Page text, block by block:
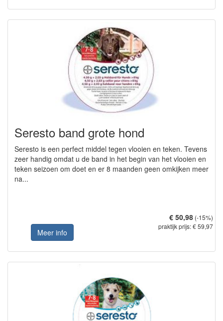
Seresto band grote hond
Seresto is een perfect middel tegen vlooien en teken. Tevens
zeer handig omdat u de band in het begin van het vlooien en
teken seizoen om doet en er 8 maanden geen omkijken meer
na...
Meer info
€ 50,98 (-15%)
praktijk prijs: € 59,97